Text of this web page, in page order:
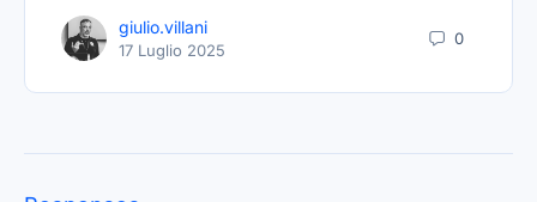
giulio.villani
17 Luglio 2025
0